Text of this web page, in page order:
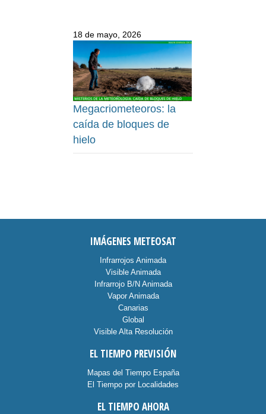
18 de mayo, 2026
Megacriometeoros: la
caída de bloques de
hielo
IMÁGENES METEOSAT
Infrarrojos Animada
Visible Animada
Infrarrojo B/N Animada
Vapor Animada
Canarias
Global
Visible Alta Resolución
EL TIEMPO PREVISIÓN
Mapas del Tiempo España
El Tiempo por Localidades
EL TIEMPO AHORA